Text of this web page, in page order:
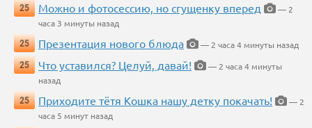
25 Можно и фотосессию, но сгущенку вперед
— 2
часа 3 минуты назад
25
Презентация нового блюда
— 2 часа 4 минуты назад
25
Что уставился? Целуй, давай!
— 2 часа 4 минуты
назад
25
Приходите тётя Кошка нашу детку покачать!
— 2
часа 5 минут назад